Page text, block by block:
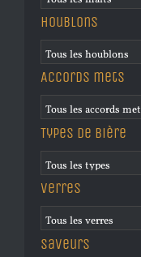
Houblons
Accords mets
Types de bière
Verres
Saveurs